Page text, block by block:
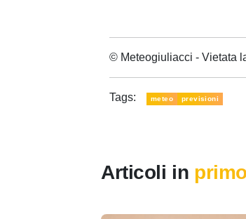
© Meteogiuliacci - Vietata
Tags: meteo previsioni
Articoli in